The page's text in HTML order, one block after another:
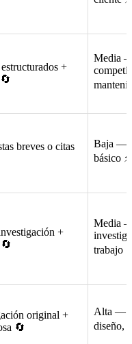
+
Media
breves o citas
Baja —
básico ⚡
+
Media
trabajo
original +
🔄
Alta —
diseño,